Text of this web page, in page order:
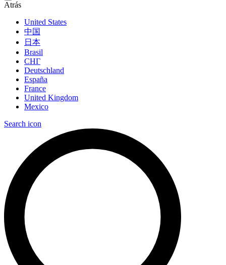
Atrás
United States
中国
日本
Brasil
СНГ
Deutschland
España
France
United Kingdom
Mexico
Search icon